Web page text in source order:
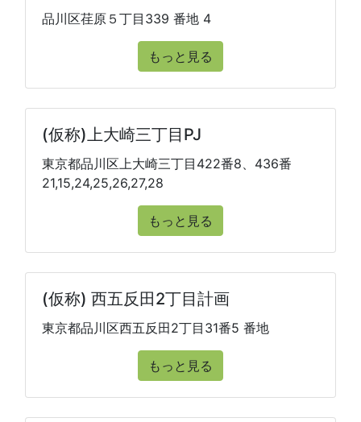
品川区荏原５丁目339 番地 4
もっと見る
(仮称)上大崎三丁目PJ
東京都品川区上大崎三丁目422番8、436番
21,15,24,25,26,27,28
もっと見る
(仮称) 西五反田2丁目計画
東京都品川区西五反田2丁目31番5 番地
もっと見る